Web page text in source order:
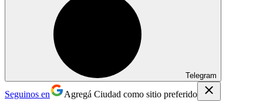
Telegram
Seguinos en Agregá Ciudad como sitio preferido